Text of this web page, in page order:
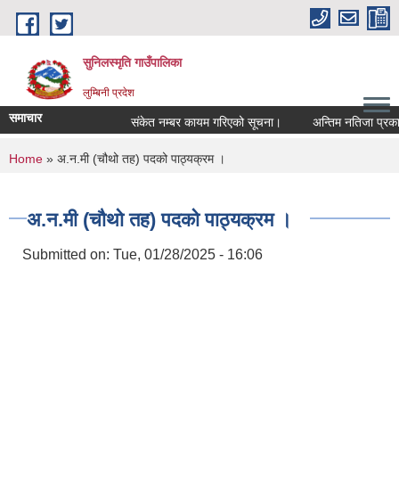
Skip to main content
सुनिलस्मृति गाउँपालिका
लुम्बिनी प्रदेश
समाचार संकेत नम्बर कायम गरिएको सूचना। अन्तिम नतिजा प्रकासन
You are here
Home » अ.न.मी (चौथो तह) पदको पाठ्यक्रम ।
अ.न.मी (चौथो तह) पदको पाठ्यक्रम ।
Submitted on: Tue, 01/28/2025 - 16:06